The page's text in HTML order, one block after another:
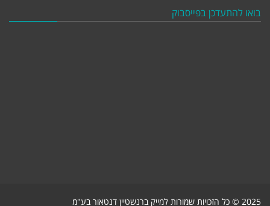
בואו להתעדכן בפייסבוק
2025 © כל הזכויות שמורות למייק ברנשטיין דנטאור בע"מ